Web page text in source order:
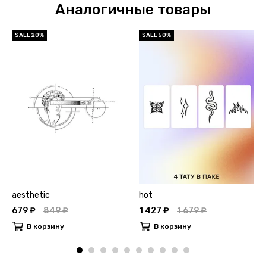
Аналогичные товары
SALE 20%
aesthetic
679 ₽
849 ₽
В корзину
SALE 50%
hot
1 427 ₽
1 679 ₽
В корзину